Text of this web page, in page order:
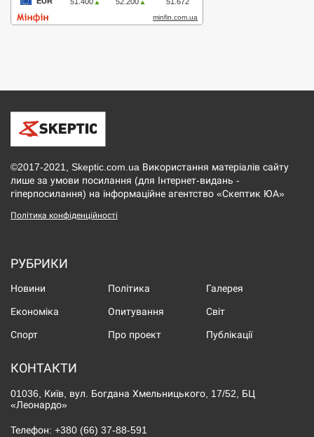
©2017-2021, Skeptic.com.ua Використання матеріалів сайту
лише за умови посилання (для Інтернет-видань -
гіперпосилання) на інформаційне агентство «Скептик ЮА»
Політика конфіденційності
РУБРИКИ
Новини Політика Галерея
Економіка Опитування Світ
Спорт Про проект Публікації
КОНТАКТИ
01036, Київ, вул. Богдана Хмельницького, 17/52, БЦ
«Леонардо»
Телефон: +380 (66) 37-88-591